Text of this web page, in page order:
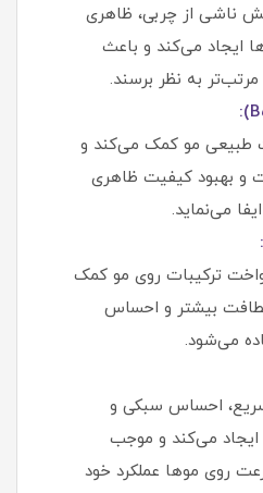
ناشی از چربی، ظاهری
ایجاد می‌کند و باعث
به نظر برسند.
طبیعی مو کمک می‌کند و
و بهبود کیفیت ظاهری
می‌نماید.
ترکیبات روی مو کمک
بیشتر و احساس
می‌شود.
سریع، احساس سبکی و
می‌کند و موجب
روی موها عملکرد خود